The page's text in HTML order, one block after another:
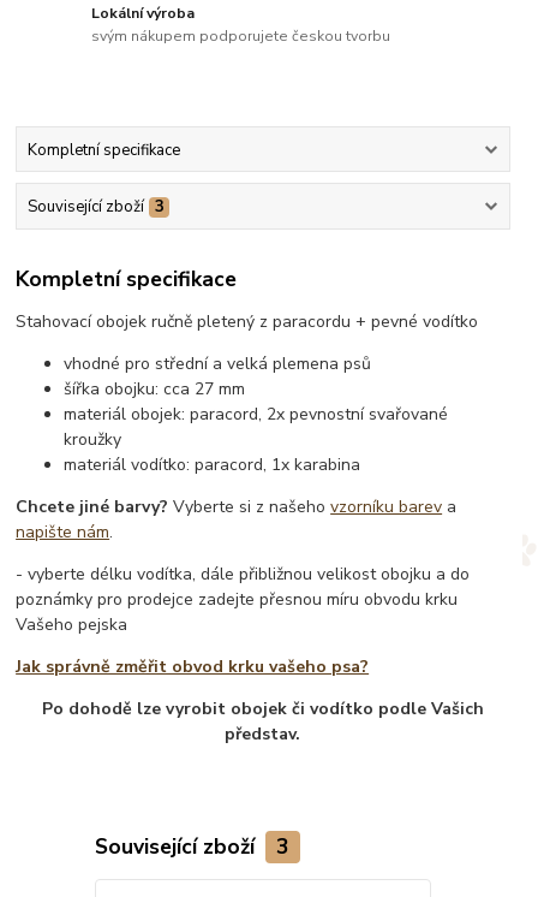
Lokální výroba
svým nákupem podporujete českou tvorbu
Kompletní specifikace
Související zboží 3
Kompletní specifikace
Stahovací obojek ručně pletený z paracordu + pevné vodítko
vhodné pro střední a velká plemena psů
šířka obojku: cca 27 mm
materiál obojek: paracord, 2x pevnostní svařované
kroužky
materiál vodítko: paracord, 1x karabina
Chcete jiné barvy? Vyberte si z našehovzorníku barev a
napište nám.
- vyberte délku vodítka, dále přibližnou velikost obojku a do
poznámky pro prodejce zadejte přesnou míru obvodu krku
Vašeho pejska
Jak správně změřit obvod krku vašeho psa?
Po dohodě lze vyrobit obojek či vodítko podle Vašich
představ.
Související zboží 3